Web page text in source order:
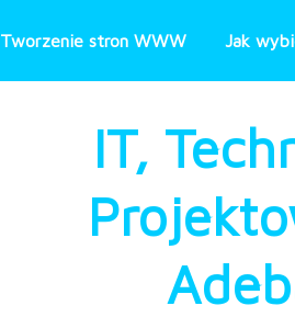
Tworzenie stron WWW Jak
IT,